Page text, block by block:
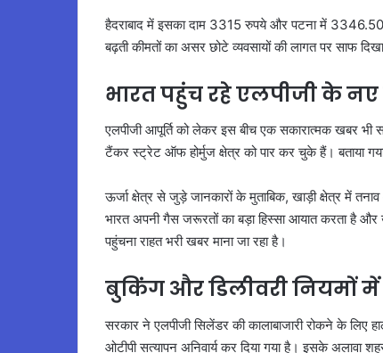
हैदराबाद में इसका दाम 3315 रुपये और पटना में 3346.50
बढ़ती कीमतों का असर छोटे व्यवसायों की लागत पर साफ
भारत पहुंच रहे एलपीजी के
एलपीजी आपूर्ति को लेकर इस बीच एक सकारात्मक खबर भी
टैंकर स्ट्रेट ऑफ होर्मुज क्षेत्र को पार कर चुके हैं। बताया
ऊर्जा क्षेत्र से जुड़े जानकारों के मुताबिक, खाड़ी क्षेत्र में
भारत अपनी गैस जरूरतों का बड़ा हिस्सा आयात करता है
पहुंचना राहत भरी खबर माना जा रहा है।
बुकिंग और डिलीवरी नियमों
सरकार ने एलपीजी सिलेंडर की कालाबाजारी रोकने के लिए
ओटीपी सत्यापन अनिवार्य कर दिया गया है। इसके अलावा